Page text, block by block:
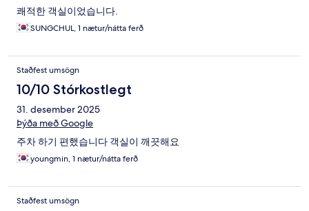
쾌적한 객실이었습니다.
SUNGCHUL, 1 nætur/nátta ferð
Staðfest umsögn
10/10 Stórkostlegt
31. desember 2025
Þýða með Google
주차 하기 편했습니다 객실이 깨끗해요
youngmin, 1 nætur/nátta ferð
Staðfest umsögn